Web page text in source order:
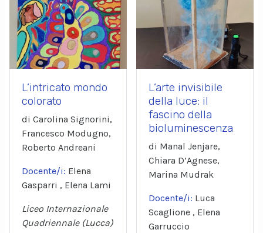
L’intricato mondo
colorato
di Carolina Signorini,
Francesco Modugno,
Roberto Andreani
Docente/i: Elena
Gasparri , Elena Lami
Liceo Internazionale
Quadriennale (Lucca)
L’arte invisibile
della luce: il
fascino della
bioluminescenza
di Manal Jenjare,
Chiara D’Agnese,
Marina Mudrak
Docente/i: Luca
Scaglione , Elena
Garruccio